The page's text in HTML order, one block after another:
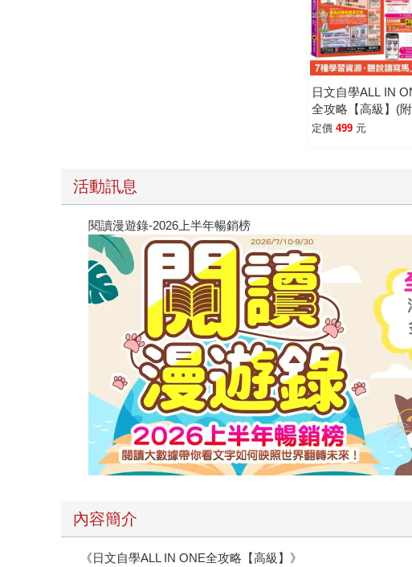
日文自學ALL IN
全攻略【高級】(
支老師真人教學文
定價 499 元
活動訊息
閱讀漫遊錄-2026上半年暢銷榜
內容簡介
《日文自學ALL IN ONE全攻略【高級】》